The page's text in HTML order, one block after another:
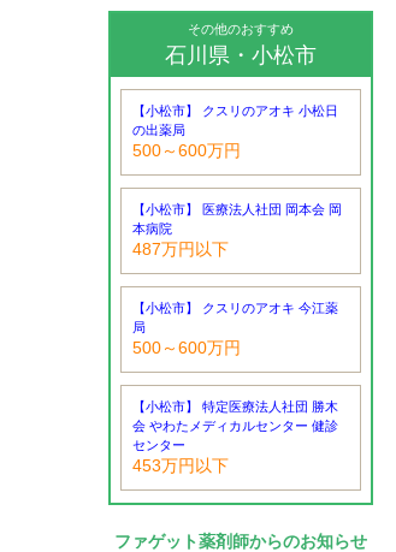
その他のおすすめ
石川県・小松市
【小松市】 クスリのアオキ 小松日
の出薬局
500～600万円
【小松市】 医療法人社団 岡本会 岡
本病院
487万円以下
【小松市】 クスリのアオキ 今江薬
局
500～600万円
【小松市】 特定医療法人社団 勝木
会 やわたメディカルセンター 健診
センター
453万円以下
ファゲット薬剤師からのお知らせ